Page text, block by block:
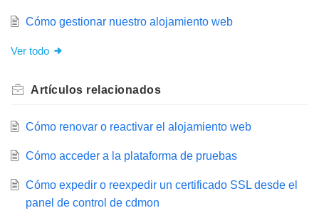
Cómo gestionar nuestro alojamiento web
Ver todo
Artículos relacionados
Cómo renovar o reactivar el alojamiento web
Cómo acceder a la plataforma de pruebas
Cómo expedir o reexpedir un certificado SSL desde el
panel de control de cdmon